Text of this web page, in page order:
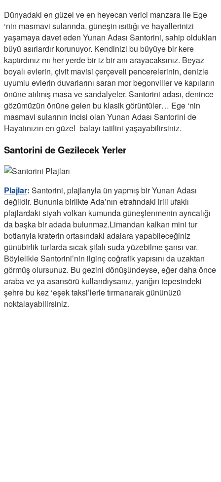
Dünyadaki en güzel ve en heyecan verici manzara ile Ege
‘nin masmavi sularında, güneşin ısıttığı ve hayallerinizi
yaşamaya davet eden Yunan Adası Santorini, sahip oldukları
büyü asırlardır korunuyor. Kendinizi bu büyüye bir kere
kaptırdınız mı her yerde bir iz bir anı arayacaksınız. Beyaz
boyalı evlerin, çivit mavisi çerçeveli pencerelerinin, denizle
uyumlu evlerin duvarlarını saran mor begonviller ve kapıların
önüne atılmış masa ve sandalyeler. Santorini adası, denince
gözümüzün önüne gelen bu klasik görüntüler… Ege ‘nin
masmavi sularının incisi olan Yunan Adası Santorini de
Hayatınızın en güzel balayı tatilini yaşayabilirsiniz.
Santorini de Gezilecek Yerler
Plajlar: Santorini, plajlarıyla ün yapmış bir Yunan Adası
değildir. Bununla birlikte Ada’nın etrafındaki irili ufaklı
plajlardaki siyah volkan kumunda güneşlenmenin ayrıcalığı
da başka bir adada bulunmaz.Limandan kalkan mini tur
botlarıyla kraterin ortasındaki adalara yapabileceğiniz
günübirlik turlarda sıcak şifalı suda yüzebilme şansı var.
Böylelikle Santorini’nin ilginç coğrafik yapısını da uzaktan
görmüş olursunuz. Bu gezini dönüşündeyse, eğer daha önce
araba ve ya asansörü kullandıysanız, yarığın tepesindeki
şehre bu kez ‘eşek taksi’lerle tırmanarak gününüzü
noktalayabilirsiniz.